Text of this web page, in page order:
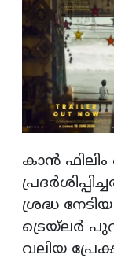
കാന്‍ ഫിലിം
ശ്രദ്ധ
ട്രെയ്‌ലര്‍
വലിയ